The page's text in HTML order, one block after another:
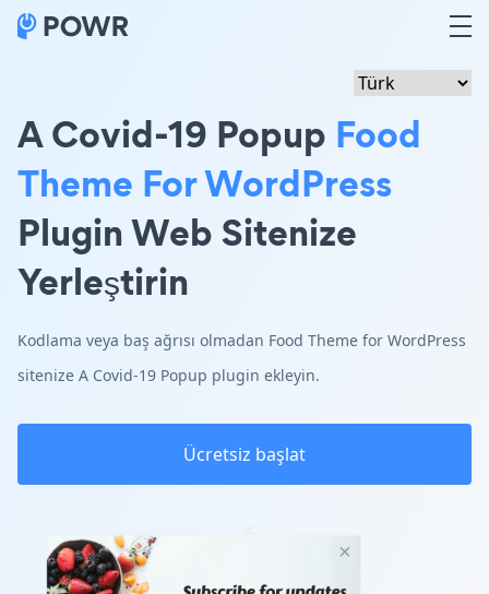
A Covid-19 Popup Food
Theme For WordPress
Plugin Web Sitenize
Yerleştirin
Kodlama veya baş ağrısı olmadan Food Theme for WordPress
sitenize A Covid-19 Popup plugin ekleyin.
Ücretsiz başlat